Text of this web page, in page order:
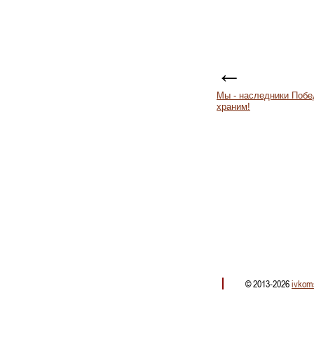
←
Мы - наследники
храним!
© 2013-2026